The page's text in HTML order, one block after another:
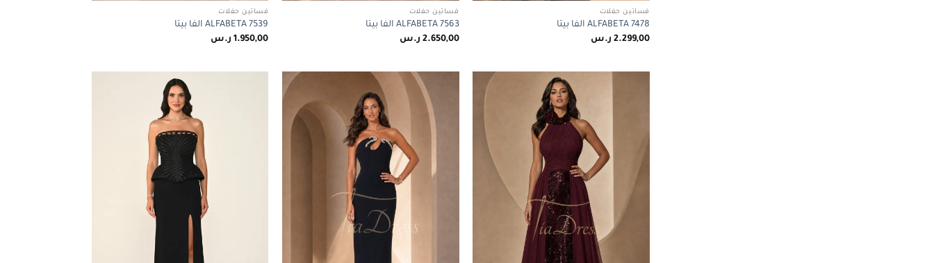
فساتين حفلات
ALFABETA 7478 الفا بيتا
2.299,00 ر.س
فساتين حفلات
ALFABETA 7563 الفا بيتا
2.650,00 ر.س
فساتين حفلات
ALFABETA 7539 الفا بيتا
1.950,00 ر.س
Add to
wishlist